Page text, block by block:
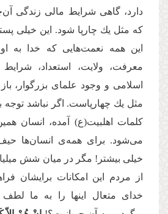
دارد، گاهی شرایط مالی زندگی
كه مثل یك چارپا ‌‌شود. این خیلی
این همه نعمت‌هایی كه خدا به
معرفت، ولایت، استعداد،
اسلامی و وجود علمای بزرگوار،
مثل یك چهارپاست. اگر نباشد توجه
كلمات اهلبیت(ع) آمده، انسان
می‌‌شود. برای همه‌‌ی انسان‌ها
خیلی بیشتر! مگر در میان شش
از مردم این امكانات برایشان
خدای متعال اینها را به ما